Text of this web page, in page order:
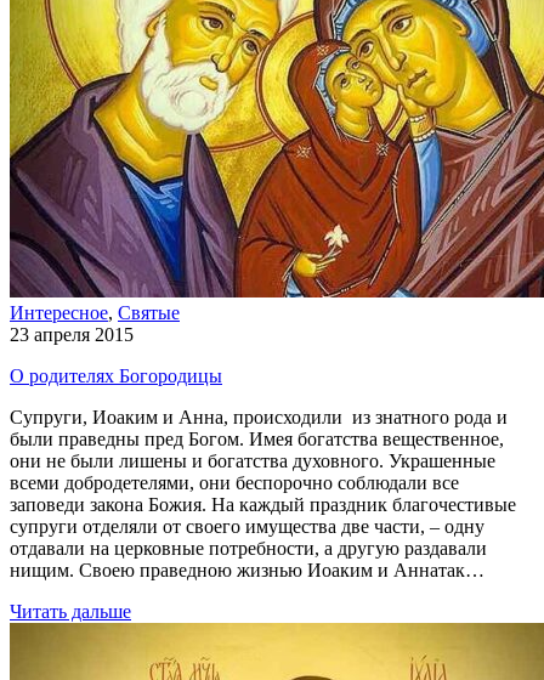
Интересное, Святые
23 апреля 2015
О родителях Богородицы
Супруги, Иоаким и Анна, происходили из знатного рода и
были праведны пред Богом. Имея богатства вещественное,
они не были лишены и богатства духовного. Украшенные
всеми добродетелями, они беспорочно соблюдали все
заповеди закона Божия. На каждый праздник благочестивые
супруги отделяли от своего имущества две части, – одну
отдавали на церковные потребности, а другую раздавали
нищим. Своею праведною жизнью Иоаким и Аннатак…
Читать дальше